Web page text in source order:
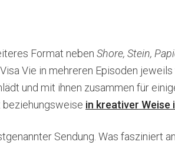
Format neben Shore, Stein,
Vie in mehreren Episoden
und mit ihnen zusammen für
in kreativer Weise
Sendung. Was fasziniert an